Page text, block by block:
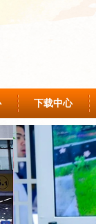
下载中心